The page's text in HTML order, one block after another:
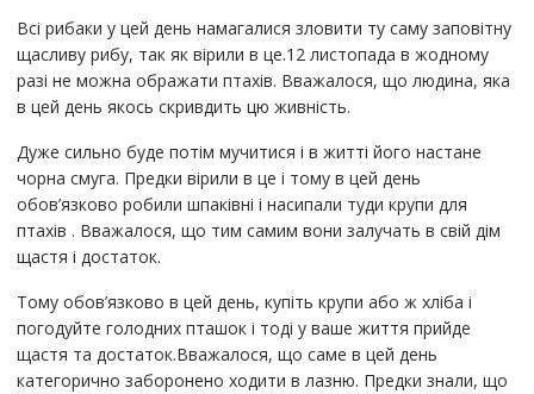
Всі рибаки у цей день намагалися зловити ту саму заповітну
щасливу рибу, так як вірили в це.12 листопада в жодному
разі не можна ображати птахів. Вважалося, що людина, яка
в цей день якось скривдить цю живність.
Дуже сильно буде потім мучитися і в житті його настане
чорна смуга. Предки вірили в це і тому в цей день
обов’язково робили шпаківні і насипали туди крупи для
птахів . Вважалося, що тим самим вони залучать в свій дім
щастя і достаток.
Тому обов’язково в цей день, купіть крупи або ж хліба і
погодуйте голодних пташок і тоді у ваше життя прийде
щастя та достаток.Вважалося, що саме в цей день
категорично заборонено ходити в лазню. Предки знали, що